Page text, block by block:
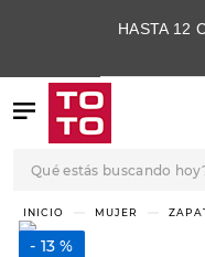
HASTA 12
MUJER
13 %